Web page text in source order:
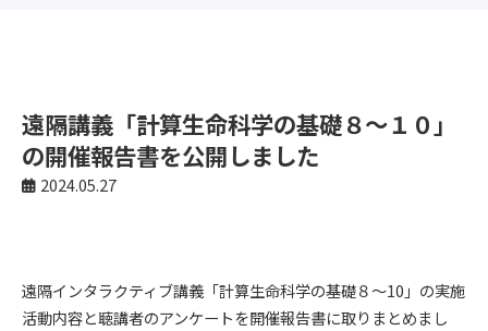
遠隔講義「計算生命科学の基礎８～１０」
の開催報告書を公開しました
2024.05.27
遠隔インタラクティブ講義「計算生命科学の基礎８～10」の実施
活動内容と聴講者のアンケートを開催報告書に取りまとめまし